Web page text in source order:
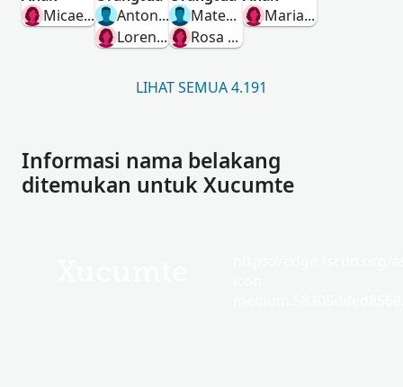
Micaela Peres
Antonio Perez
Lorenza Peres
Mateo Peres Xucumte
Rosa Peres Asiento
Maria Peres Xucumte
LIHAT SEMUA 4.191
Informasi nama belakang
ditemukan untuk Xucumte